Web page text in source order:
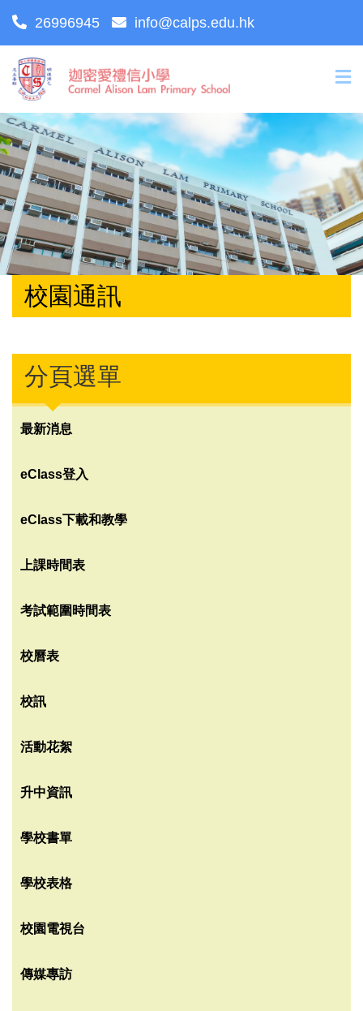
26996945 info@calps.edu.hk
校園通訊
分頁選單
最新消息
eClass登入
eClass下載和教學
上課時間表
考試範圍時間表
校曆表
校訊
活動花絮
升中資訊
學校書單
學校表格
校園電視台
傳媒專訪